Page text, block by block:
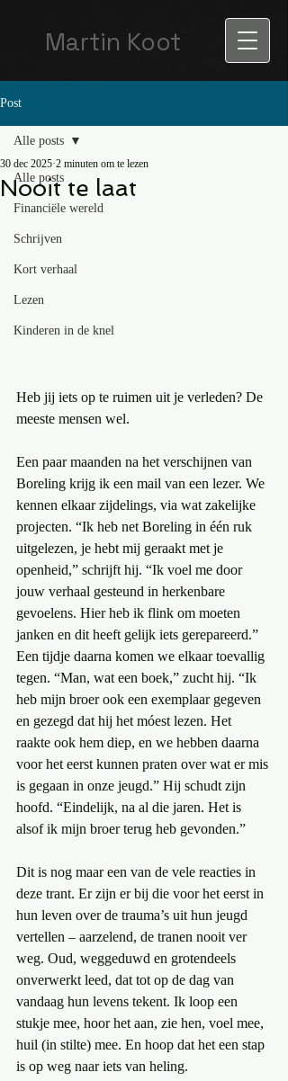
Martin Koot
Post
Alle posts
Financiële wereld
Schrijven
Kort verhaal
Lezen
Kinderen in de knel
Alle posts
Nooit te laat
30 dec 2025 2 minuten om te lezen
Heb jij iets op te ruimen uit je verleden? De
meeste mensen wel.
Een paar maanden na het verschijnen van
Boreling krijg ik een mail van een lezer. We
kennen elkaar zijdelings, via wat zakelijke
projecten. “Ik heb net Boreling in één ruk
uitgelezen, je hebt mij geraakt met je
openheid,” schrijft hij. “Ik voel me door
jouw verhaal gesteund in herkenbare
gevoelens. Hier heb ik flink om moeten
janken en dit heeft gelijk iets gerepareerd.”
Een tijdje daarna komen we elkaar toevallig
tegen. “Man, wat een boek,” zucht hij. “Ik
heb mijn broer ook een exemplaar gegeven
en gezegd dat hij het móest lezen. Het
raakte ook hem diep, en we hebben daarna
voor het eerst kunnen praten over wat er mis
is gegaan in onze jeugd.” Hij schudt zijn
hoofd. “Eindelijk, na al die jaren. Het is
alsof ik mijn broer terug heb gevonden.”
Dit is nog maar een van de vele reacties in
deze trant. Er zijn er bij die voor het eerst in
hun leven over de trauma’s uit hun jeugd
vertellen – aarzelend, de tranen nooit ver
weg. Oud, weggeduwd en grotendeels
onverwerkt leed, dat tot op de dag van
vandaag hun levens tekent. Ik loop een
stukje mee, hoor het aan, zie hen, voel mee,
huil (in stilte) mee. En hoop dat het een stap
is op weg naar iets van heling.